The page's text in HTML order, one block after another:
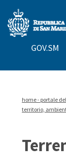
GOV.SM
home - portale
territorio,